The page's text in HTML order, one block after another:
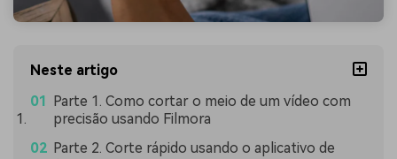
Neste artigo
Parte 1. Como cortar o meio de um vídeo com
precisão usando Filmora
Parte 2. Corte rápido usando o aplicativo de